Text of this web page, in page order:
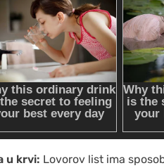
u krvi: Lovorov list ima